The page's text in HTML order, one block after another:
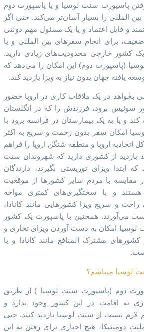
پاسپورت سنت لوسیا و یا پاسپورت دوم
المللی را بسیار آسان‌تر می‌کند. حتی اگر
و قابل اعتماد و یا یک مسئول مهم دولتی
برای انجام سفرهای بین المللی و یا
کشور خارجی محدودیت‌های زیادی دارید.
(پاسپورت دوم) این امکان را می‌دهد که
یافته جهان بدون نیاز به ویزا بازدید کند.
بخواهد در یک ملاقات کاری در اروپا حضور
سوئیس برود، فرزندش را که در انگلستان
و یا به یک بیمارستان در فرانسه برود با
امکان سفر بدون زحمت و سریع به اکثر
اروپا و منطقه شنگن اروپا را فراهم
از کشوری دارید که شهروندان سنت
ابتدا ویزای توریستی بگیرند، دارندگان
با مردم سایر کشورها از موقعیت
هستند و با سختگیری‌های کمتری مواجه
و سریع ویزا کشورهایی مانند کانادا،
می‌آورند. همچنین با پاسپورت یک کشور
لوسیا امکان به دست آوردن ویزای تجاری و
مشترک المنافع مانند کانادا و یا
است.
لوسیا میباشم؟
دوم (پاسپورت سنت لوسیا ) از طریق
به اقامت در این کشور وجود ندارد و
لازم نیست از سنت لوسیا بازدید کنند. حتی
دومینیکا، هیچ اجباری برای رفتن به این